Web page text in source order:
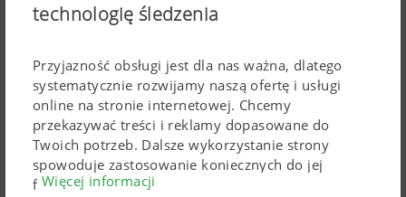
technologię śledzenia
Przyjazność obsługi jest dla nas ważna, dlatego
systematycznie rozwijamy naszą ofertę i usługi
online na stronie internetowej. Chcemy
przekazywać treści i reklamy dopasowane do
Twoich potrzeb. Dalsze wykorzystanie strony
spowoduje zastosowanie koniecznych do jej
funkcjonowania Cokkies. Spersonalizowane
Więcej informacji
NOVACAT F 2700 ALPIN
Zdjęcia (wysokiej rozdzielczości)